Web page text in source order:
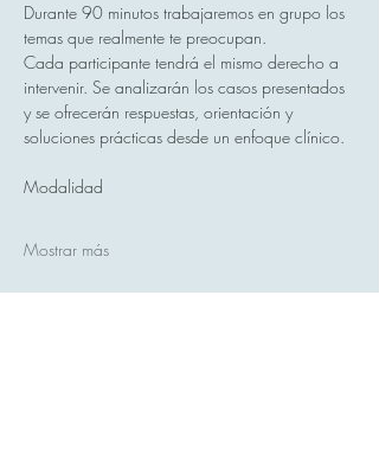
Durante 90 minutos trabajaremos en grupo los
temas que realmente te preocupan.
Cada participante tendrá el mismo derecho a
intervenir. Se analizarán los casos presentados
y se ofrecerán respuestas, orientación y
soluciones prácticas desde un enfoque clínico.
Modalidad
Mostrar más